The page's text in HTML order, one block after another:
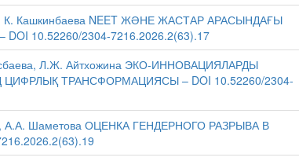
К. Кашкинбаева NEET ЖӘНЕ ЖАСТАР АРАСЫНДАҒЫ
10.52260/2304-7216.2026.2(63).17
Л.Ж. Айтхожина ЭКО-ИННОВАЦИЯЛАРДЫ
ЦИФРЛЫҚ ТРАНСФОРМАЦИЯСЫ – DOI 10.52260/2304-
А.А. Шаметова ОЦЕНКА ГЕНДЕРНОГО РАЗРЫВА В